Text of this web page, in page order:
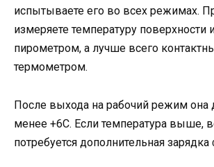
испытываете его во всех режимах.
измеряете температуру поверхности
пирометром, а лучше всего
термометром.
После выхода на рабочий режим она
менее +6С. Если температура выше,
потребуется дополнительная